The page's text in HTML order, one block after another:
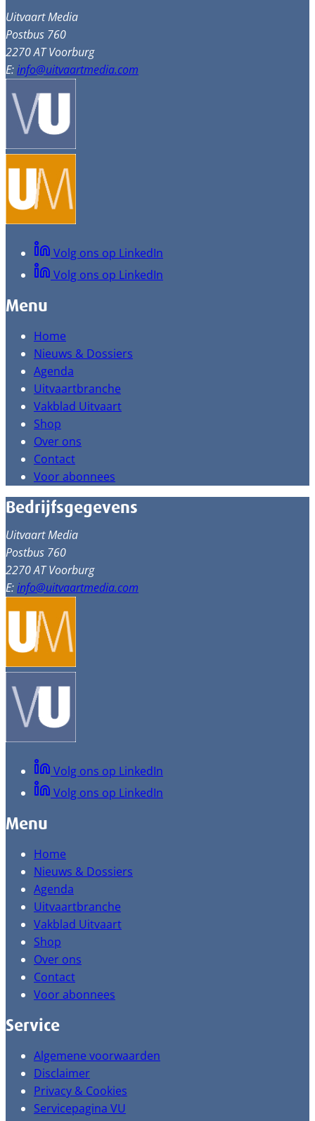
Uitvaart Media
Postbus 760
2270 AT Voorburg
E:info@uitvaartmedia.com
Volg ons op LinkedIn
Volg ons op LinkedIn
Menu
Home
Nieuws & Dossiers
Agenda
Uitvaartbranche
Vakblad Uitvaart
Shop
Over ons
Contact
Voor abonnees
Bedrijfsgegevens
Uitvaart Media
Postbus 760
2270 AT Voorburg
E:info@uitvaartmedia.com
Volg ons op LinkedIn
Volg ons op LinkedIn
Menu
Home
Nieuws & Dossiers
Agenda
Uitvaartbranche
Vakblad Uitvaart
Shop
Over ons
Contact
Voor abonnees
Service
Algemene voorwaarden
Disclaimer
Privacy & Cookies
Servicepagina VU